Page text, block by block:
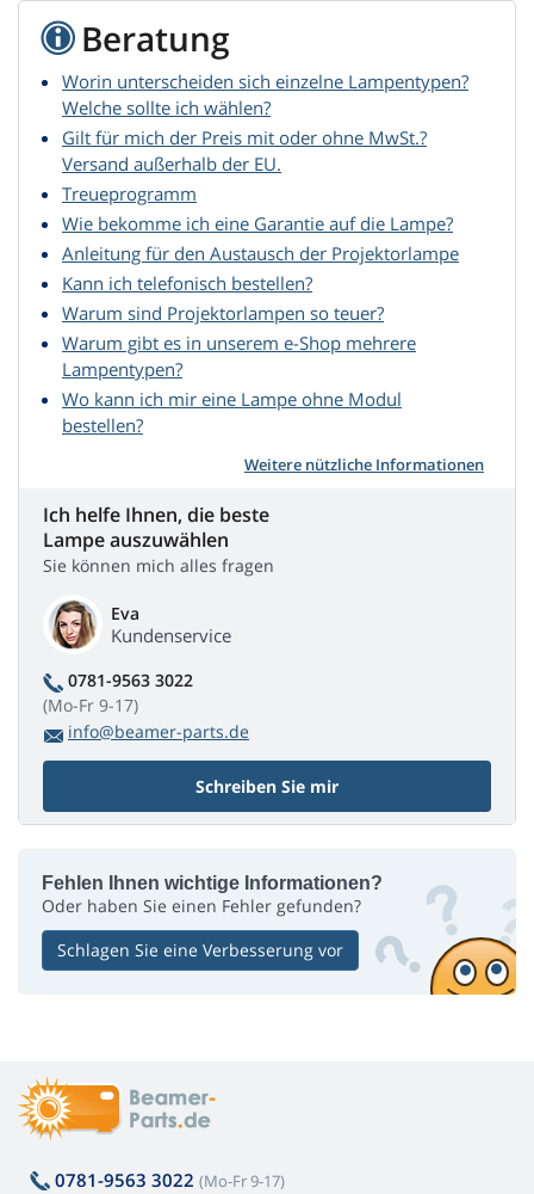
Beratung
Worin unterscheiden sich einzelne Lampentypen?
Welche sollte ich wählen?
Gilt für mich der Preis mit oder ohne MwSt.?
Versand außerhalb der EU.
Treueprogramm
Wie bekomme ich eine Garantie auf die Lampe?
Anleitung für den Austausch der Projektorlampe
Kann ich telefonisch bestellen?
Warum sind Projektorlampen so teuer?
Warum gibt es in unserem e-Shop mehrere
Lampentypen?
Wo kann ich mir eine Lampe ohne Modul
bestellen?
Weitere nützliche Informationen
Ich helfe Ihnen, die beste
Lampe auszuwählen
Sie können mich alles fragen
Eva
Kundenservice
0781-9563 3022
(Mo-Fr 9-17)
info@beamer-parts.de
Schreiben Sie mir
Fehlen Ihnen wichtige Informationen?
Oder haben Sie einen Fehler gefunden?
Schlagen Sie eine Verbesserung vor
0781-9563 3022 (Mo-Fr 9-17)